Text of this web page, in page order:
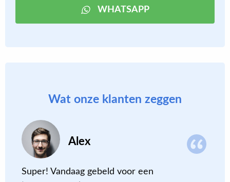
WHATSAPP
Wat onze klanten zeggen
Alex
Super! Vandaag gebeld voor een